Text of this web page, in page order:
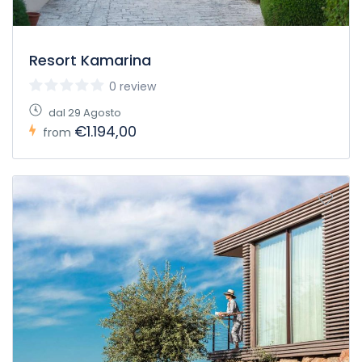
Previous Next
Resort Kamarina
0 review
dal 29 Agosto
from €1.194,00